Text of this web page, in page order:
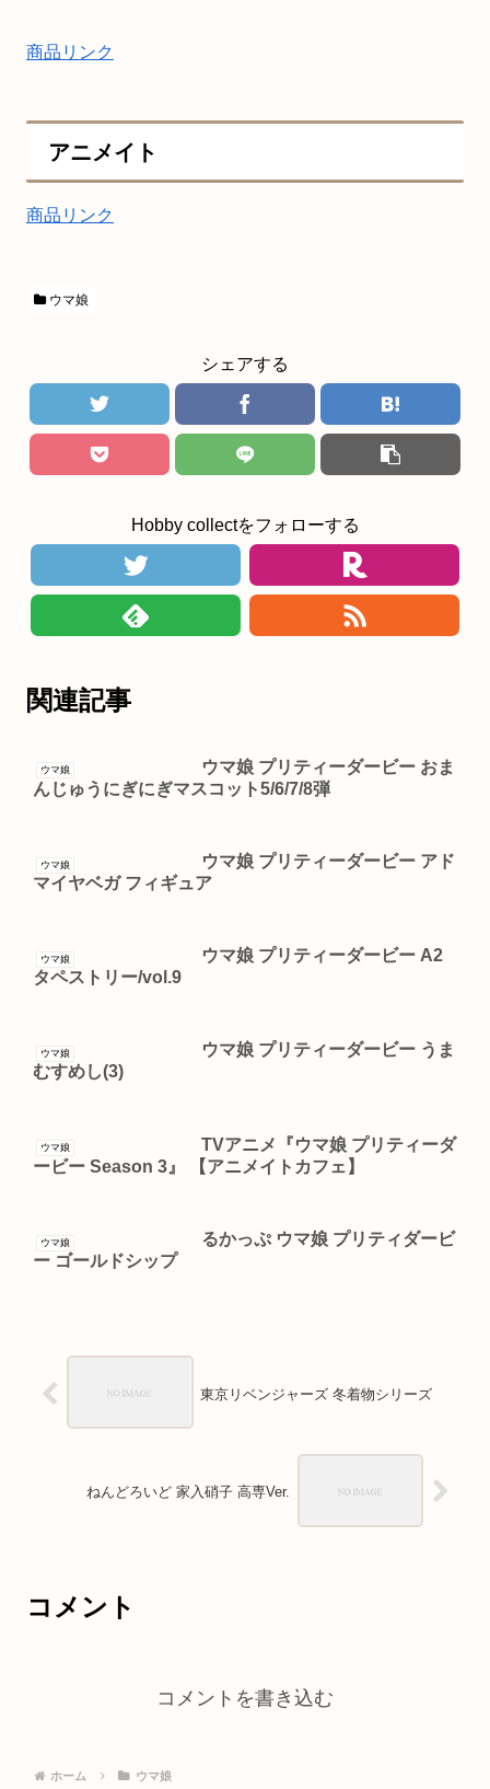
商品リンク
アニメイト
商品リンク
ウマ娘
シェアする
Hobby collectをフォローする
関連記事
ウマ娘
ウマ娘 プリティーダービー おま
んじゅうにぎにぎマスコット5/6/7/8弾
ウマ娘
ウマ娘 プリティーダービー アド
マイヤベガ フィギュア
ウマ娘
ウマ娘 プリティーダービー A2
タペストリー/vol.9
ウマ娘
ウマ娘 プリティーダービー うま
むすめし(3)
ウマ娘
TVアニメ『ウマ娘 プリティーダ
ービー Season 3』 【アニメイトカフェ】
ウマ娘
るかっぷ ウマ娘 プリティダービ
ー ゴールドシップ
東京リベンジャーズ 冬着物シリーズ
ねんどろいど 家入硝子 高専Ver.
コメント
コメントを書き込む
ホーム ウマ娘